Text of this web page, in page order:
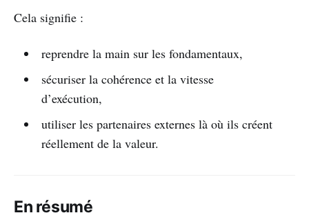
Cela signifie :
reprendre la main sur les fondamentaux,
sécuriser la cohérence et la vitesse
d’exécution,
utiliser les partenaires externes là où ils créent
réellement de la valeur.
En résumé